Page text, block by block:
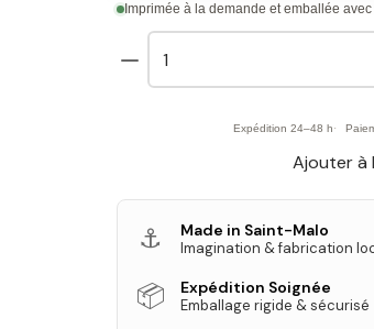
Imprimée à la demande et emballée
la
Tour
Eiffel
en
Expédition 24–48 h
Ajouter à
⚓ Made in Saint-Malo
Imagination & fabrication
📦 Expédition Soignée
Emballage rigide & sécurisé